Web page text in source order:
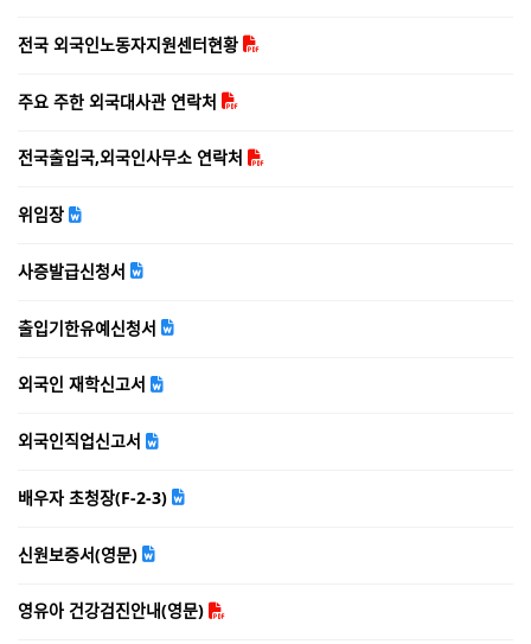
전국 외국인노동자지원센터현황
주요 주한 외국대사관 연락처
전국출입국,외국인사무소 연락처
위임장
사증발급신청서
출입기한유예신청서
외국인 재학신고서
외국인직업신고서
배우자 초청장(F-2-3)
신원보증서(영문)
영유아 건강검진안내(영문)